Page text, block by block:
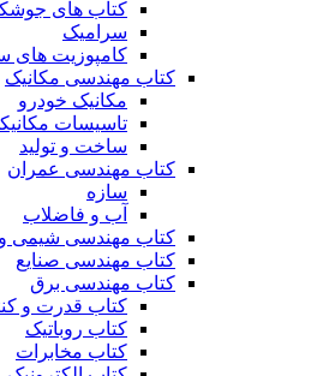
کتاب های
سرامیک
کامپوزیت های
کتاب مهندسی مکانیک
مکانیک خودرو
تاسیسات
ساخت و تولید
کتاب مهندسی عمران
سازه
آب و فاضلاب
کتاب مهندسی شیمی
کتاب مهندسی صنایع
کتاب مهندسی برق
کتاب قدرت و
کتاب روباتیک
کتاب مخابرات